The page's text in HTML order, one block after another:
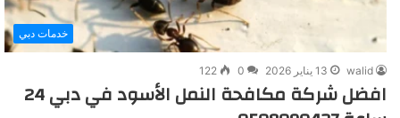
خدمات دبي
walid 13 يناير 2026 0
122
افضل شركة مكافحة النمل الأسود في دبي 24